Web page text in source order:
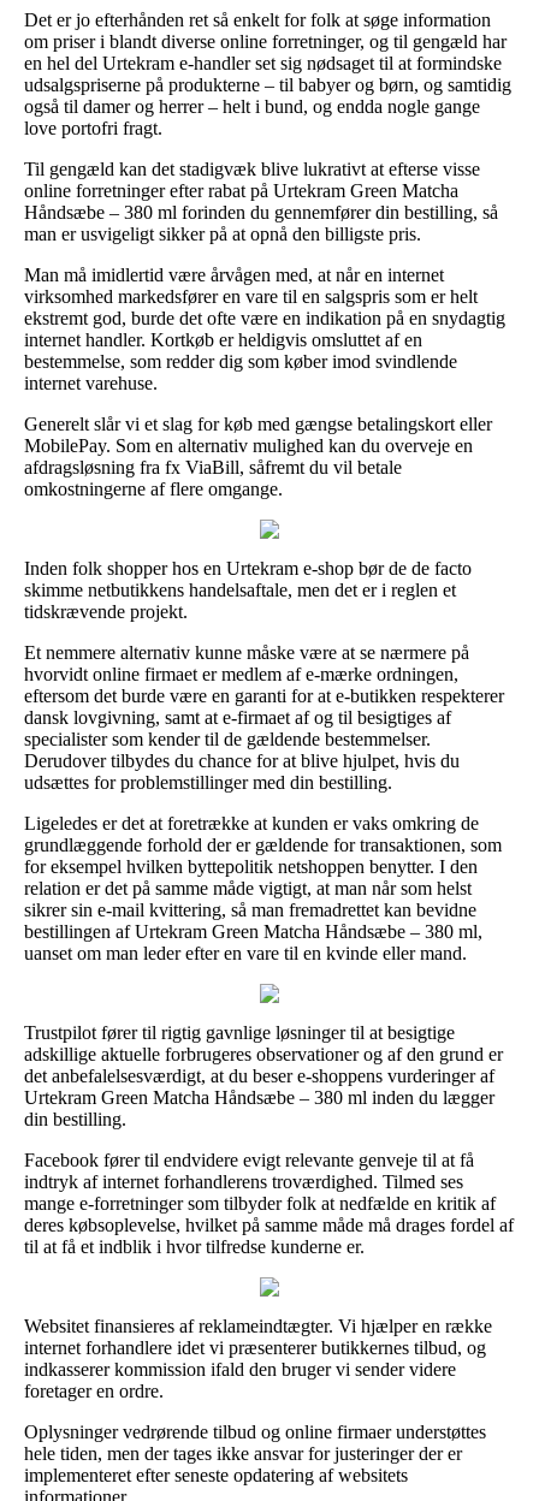
Det er jo efterhånden ret så enkelt for folk at søge information
om priser i blandt diverse online forretninger, og til gengæld har
en hel del Urtekram e-handler set sig nødsaget til at formindske
udsalgspriserne på produkterne – til babyer og børn, og samtidig
også til damer og herrer – helt i bund, og endda nogle gange
love portofri fragt.
Til gengæld kan det stadigvæk blive lukrativt at efterse visse
online forretninger efter rabat på Urtekram Green Matcha
Håndsæbe – 380 ml forinden du gennemfører din bestilling, så
man er usvigeligt sikker på at opnå den billigste pris.
Man må imidlertid være årvågen med, at når en internet
virksomhed markedsfører en vare til en salgspris som er helt
ekstremt god, burde det ofte være en indikation på en snydagtig
internet handler. Kortkøb er heldigvis omsluttet af en
bestemmelse, som redder dig som køber imod svindlende
internet varehuse.
Generelt slår vi et slag for køb med gængse betalingskort eller
MobilePay. Som en alternativ mulighed kan du overveje en
afdragsløsning fra fx ViaBill, såfremt du vil betale
omkostningerne af flere omgange.
Inden folk shopper hos en Urtekram e-shop bør de de facto
skimme netbutikkens handelsaftale, men det er i reglen et
tidskrævende projekt.
Et nemmere alternativ kunne måske være at se nærmere på
hvorvidt online firmaet er medlem af e-mærke ordningen,
eftersom det burde være en garanti for at e-butikken respekterer
dansk lovgivning, samt at e-firmaet af og til besigtiges af
specialister som kender til de gældende bestemmelser.
Derudover tilbydes du chance for at blive hjulpet, hvis du
udsættes for problemstillinger med din bestilling.
Ligeledes er det at foretrække at kunden er vaks omkring de
grundlæggende forhold der er gældende for transaktionen, som
for eksempel hvilken byttepolitik netshoppen benytter. I den
relation er det på samme måde vigtigt, at man når som helst
sikrer sin e-mail kvittering, så man fremadrettet kan bevidne
bestillingen af Urtekram Green Matcha Håndsæbe – 380 ml,
uanset om man leder efter en vare til en kvinde eller mand.
Trustpilot fører til rigtig gavnlige løsninger til at besigtige
adskillige aktuelle forbrugeres observationer og af den grund er
det anbefalelsesværdigt, at du beser e-shoppens vurderinger af
Urtekram Green Matcha Håndsæbe – 380 ml inden du lægger
din bestilling.
Facebook fører til endvidere evigt relevante genveje til at få
indtryk af internet forhandlerens troværdighed. Tilmed ses
mange e-forretninger som tilbyder folk at nedfælde en kritik af
deres købsoplevelse, hvilket på samme måde må drages fordel af
til at få et indblik i hvor tilfredse kunderne er.
Websitet finansieres af reklameindtægter. Vi hjælper en række
internet forhandlere idet vi præsenterer butikkernes tilbud, og
indkasserer kommission ifald den bruger vi sender videre
foretager en ordre.
Oplysninger vedrørende tilbud og online firmaer understøttes
hele tiden, men der tages ikke ansvar for justeringer der er
implementeret efter seneste opdatering af websitets
informationer.